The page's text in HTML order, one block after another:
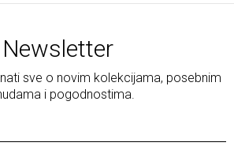
Newsletter
sve o novim kolekcijama, posebnim
i pogodnostima.